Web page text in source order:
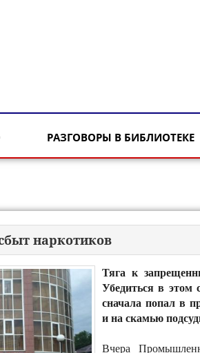
РАЗГОВОРЫ В БИБЛИОТЕКЕ
наркотиков
Тяга к
Убедиться в этом
сначала попал в
и на скамью
Вчера